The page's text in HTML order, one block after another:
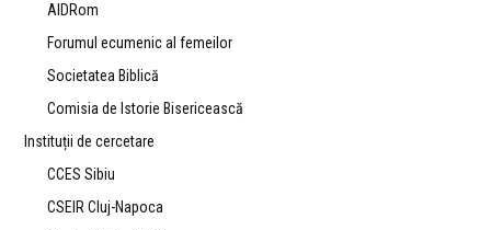
AIDRom
Forumul ecumenic al femeilor
Societatea Biblică
Comisia de Istorie Bisericească
Instituții de cercetare
CCES Sibiu
CSEIR Cluj-Napoca